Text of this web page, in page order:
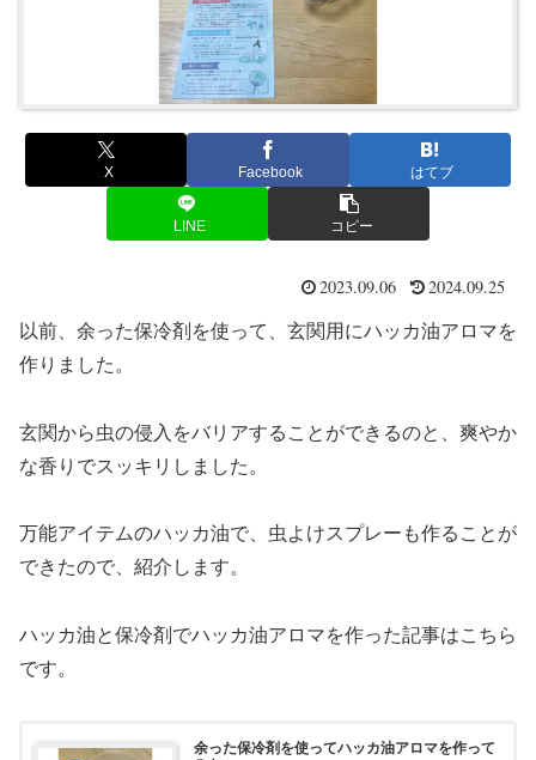
X Facebook はてブ
LINE コピー
2023.09.06 2024.09.25
以前、余った保冷剤を使って、玄関用にハッカ油アロマを
作りました。
玄関から虫の侵入をバリアすることができるのと、爽やか
な香りでスッキリしました。
万能アイテムのハッカ油で、虫よけスプレーも作ることが
できたので、紹介します。
ハッカ油と保冷剤でハッカ油アロマを作った記事はこちら
です。
余った保冷剤を使ってハッカ油アロマを作って